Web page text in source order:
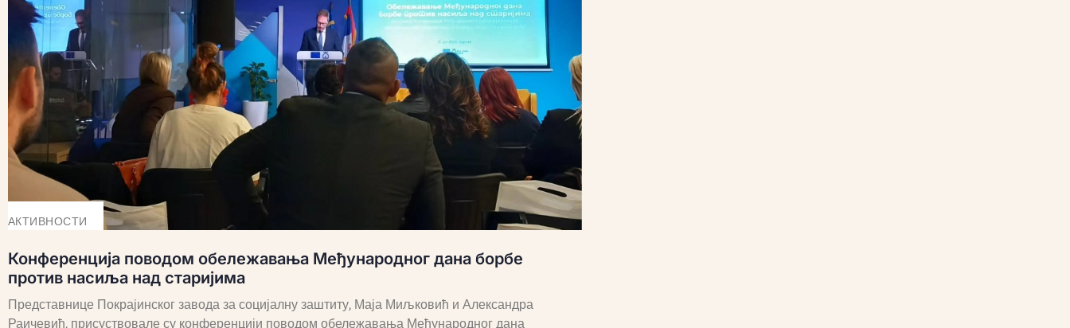
АКТИВНОСТИ
Конференција поводом обележавања Међународног дана борбе
против насиља над старијима
Представнице Покрајинског завода за социјалну заштиту, Маја Миљковић и Александра
Раичевић, присуствовале су конференцији поводом обележавања Међународног дана